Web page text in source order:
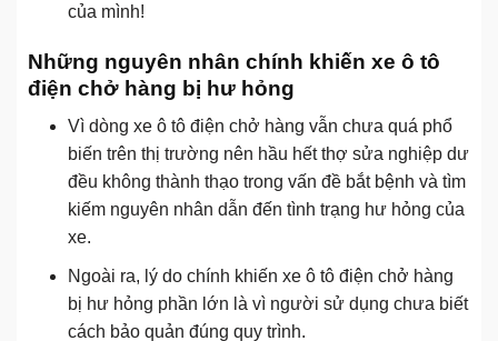
của mình!
Những nguyên nhân chính khiến xe ô tô
điện chở hàng bị hư hỏng
Vì dòng xe ô tô điện chở hàng vẫn chưa quá phổ
biến trên thị trường nên hầu hết thợ sửa nghiệp dư
đều không thành thạo trong vấn đề bắt bệnh và tìm
kiếm nguyên nhân dẫn đến tình trạng hư hỏng của
xe.
Ngoài ra, lý do chính khiến xe ô tô điện chở hàng
bị hư hỏng phần lớn là vì người sử dụng chưa biết
cách bảo quản đúng quy trình.